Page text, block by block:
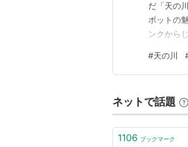
だ「天の
ポットの
ンクから
た🐶 💡 【
印をつけ
#天の川
ネットで話題
1106 ブックマーク